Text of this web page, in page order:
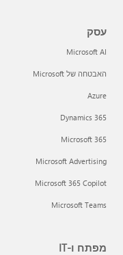
עסק
Microsoft AI
האבטחה של Microsoft
Azure
Dynamics 365
Microsoft 365
Microsoft Advertising
Microsoft 365 Copilot
Microsoft Teams
מפתח ו-IT